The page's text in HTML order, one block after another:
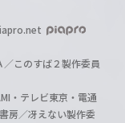
このすば２製作委員
・テレビ東京・電通
房／冴えない製作委